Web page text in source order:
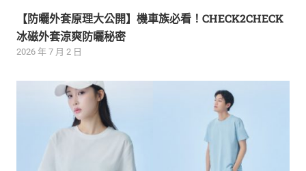
【防曬外套原理大公開】機車族必看！CHECK2CHECK
冰磁外套涼爽防曬秘密
2026 年 7 月 2 日